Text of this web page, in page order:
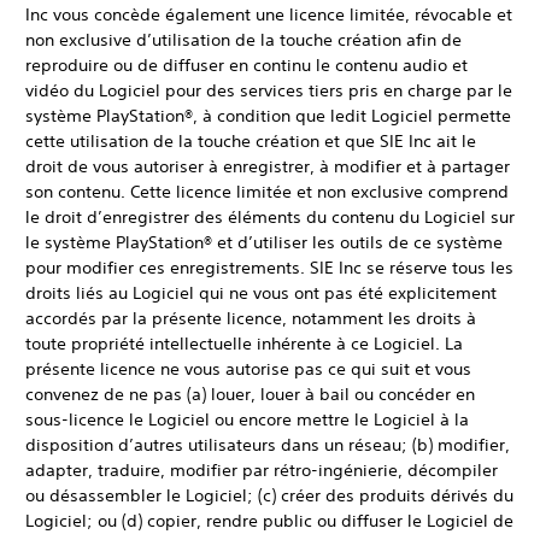
Inc vous concède également une licence limitée, révocable et
non exclusive d’utilisation de la touche création afin de
reproduire ou de diffuser en continu le contenu audio et
vidéo du Logiciel pour des services tiers pris en charge par le
système PlayStation®, à condition que ledit Logiciel permette
cette utilisation de la touche création et que SIE Inc ait le
droit de vous autoriser à enregistrer, à modifier et à partager
son contenu. Cette licence limitée et non exclusive comprend
le droit d’enregistrer des éléments du contenu du Logiciel sur
le système PlayStation® et d’utiliser les outils de ce système
pour modifier ces enregistrements. SIE Inc se réserve tous les
droits liés au Logiciel qui ne vous ont pas été explicitement
accordés par la présente licence, notamment les droits à
toute propriété intellectuelle inhérente à ce Logiciel. La
présente licence ne vous autorise pas ce qui suit et vous
convenez de ne pas (a) louer, louer à bail ou concéder en
sous-licence le Logiciel ou encore mettre le Logiciel à la
disposition d’autres utilisateurs dans un réseau; (b) modifier,
adapter, traduire, modifier par rétro-ingénierie, décompiler
ou désassembler le Logiciel; (c) créer des produits dérivés du
Logiciel; ou (d) copier, rendre public ou diffuser le Logiciel de